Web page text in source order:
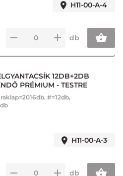
H11-00-A-4
db
12DB+2DB
PRÉMIUM - TESTRE
raklap=2016db, #=12db,
H11-00-A-3
db